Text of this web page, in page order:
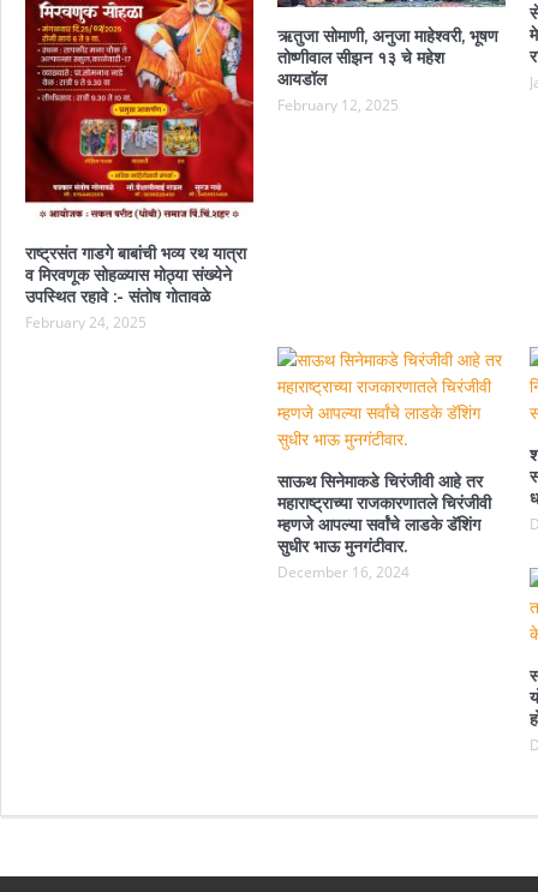
राष्ट्रसंत गाडगे बाबांची भव्य रथ यात्रा
व मिरवणूक सोहळ्यास मोठ्या संख्येने
उपस्थित रहावे :- संतोष गोतावळे
February 24, 2025
ऋतुजा सोमाणी, अनुजा माहेश्वरी, भूषण
तोष्णीवाल सीझन १३ चे महेश
आयडॉल
February 12, 2025
साऊथ सिनेमाकडे चिरंजीवी आहे तर
महाराष्ट्राच्या राजकारणातले चिरंजीवी
म्हणजे आपल्या सर्वांचे लाडके डॅशिंग
सुधीर भाऊ मुनगंटीवार.
December 16, 2024